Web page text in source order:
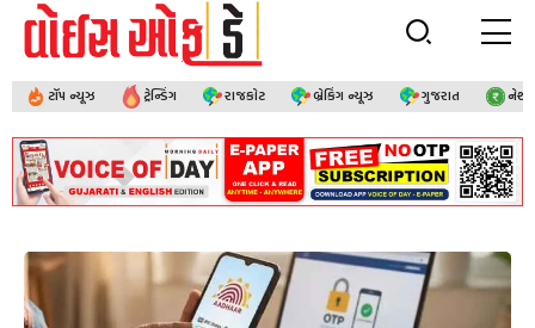
ટૉપ ન્યૂઝ ટ્રેન્ડિંગ રાજકોટ બ્રેકિંગ ન્યૂઝ ગુજરાત